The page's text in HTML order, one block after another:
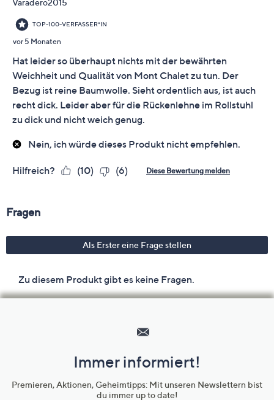
Unternehmensinformationen
Immer informiert!
Premieren, Aktionen, Geheimtipps: Mit unseren Newslettern bist
du immer up to date!